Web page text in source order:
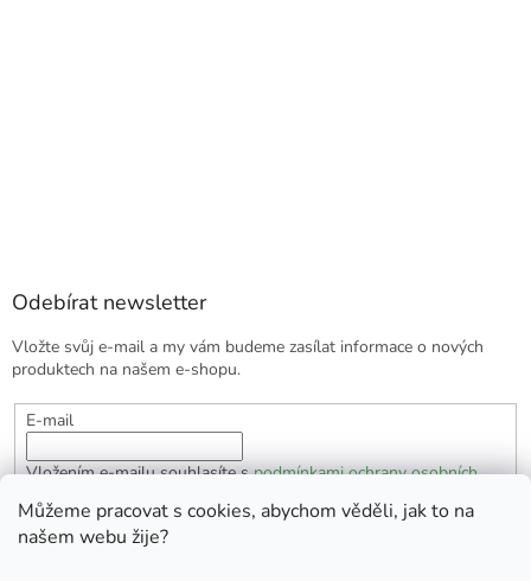
Můžeme pracovat s cookies, abychom věděli, jak to na
našem webu žije?
Odebírat newsletter
Vložte svůj e-mail a my vám budeme zasílat informace o nových
produktech na našem e-shopu.
E-mail
Vložením e-mailu souhlasíte spodmínkami ochrany osobních
PŘIHLÁSIT SE